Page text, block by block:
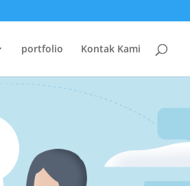
portfolio Kontak Kami